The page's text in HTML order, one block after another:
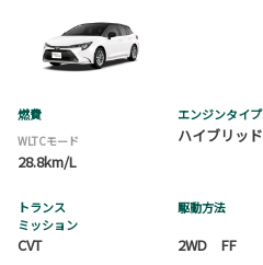
燃費
WLTCモード
28.8km/L
エンジンタイプ
ハイブリッド
トランス
ミッション
CVT
駆動方法
2WD FF